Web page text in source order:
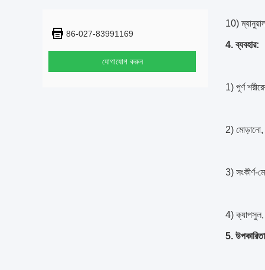
86-027-83991169
যোগাযোগ করুন
10)
4. ব্যবহার:
1) পূর্ণ
2) মোড়ানো,
3) সংকীর্ণ-
4) ক্যাপসুল,
5.